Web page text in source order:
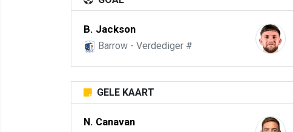
B. Jackson
Barrow - Verdediger #
GELE KAART
N. Canavan